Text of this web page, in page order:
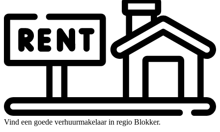
Vind een goede verhuurmakelaar in regio Blokker.